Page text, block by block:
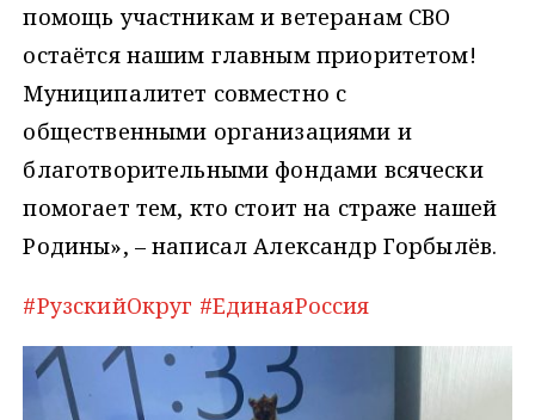
помощь участникам и ветеранам СВО
остаётся нашим главным приоритетом!
Муниципалитет совместно с
общественными организациями и
благотворительными фондами всячески
помогает тем, кто стоит на страже нашей
Родины», – написал Александр Горбылёв.
#РузскийОкруг #ЕдинаяРоссия